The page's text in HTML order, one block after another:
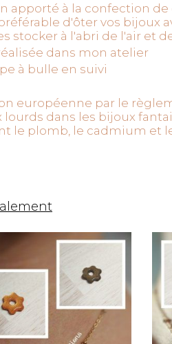
apporté à la confection
d'ôter vos bijoux
stocker à l'abri de l'air et
dans mon atelier
à bulle en suivi
européenne par le
dans les bijoux
le plomb, le cadmium et